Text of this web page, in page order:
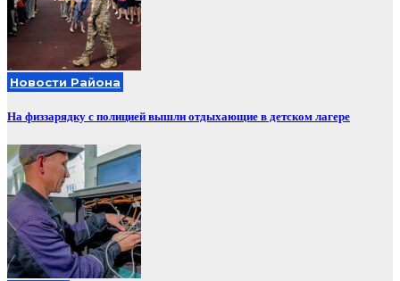
Новости Района
На физзарядку с полицией вышли отдыхающие в детском лагере